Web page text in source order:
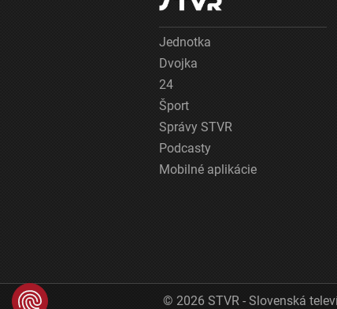
Jednotka
Dvojka
24
Šport
Správy STVR
Podcasty
Mobilné aplikácie
© 2026 STVR - Slovenská